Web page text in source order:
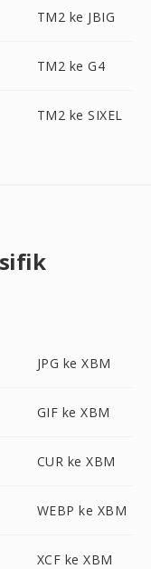
TM2 ke JBIG
TM2 ke G4
TM2 ke SIXEL
JPG ke XBM
GIF ke XBM
CUR ke XBM
WEBP ke XBM
XCF ke XBM